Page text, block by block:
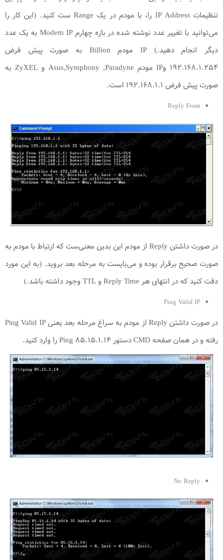
تنظیمات IP Address را، با مودم در یک Range ست کنید. (این کار را
می‌توانید با تغییر عدد نوشته شده در بازه چهارم Modem IP به یک عدد
دیگر انجام دهید.) IP مودم Billion به صورت پیش فرض
۱۹۲.۱۶۸.۱.۲۵۴ وIP مودم Asus,Symphony ,Paradyne و ZyXEL به
صورت پیش فرض ۱۹۲.۱۶۸.۱.۱ است.
Reply From
در صورت داشتن Reply از مودم این بدین معنی‌ست که ارتباط با مودم به
صورت صحیح برقرار بوده و می‌بایست به مرحله بعد بروید. (به این مورد
دقت کنید که در انتهای هر Reply Time و TTL وجود داشته باشد.)
Ping Valid IP
در صورت داشتن Reply از مودم به سراغ مرحله بعد یعنی Ping Valid IP
رفته و در همان صفحه CMD دستور Ping ۸۵.۱۵.۱.۱۴ را وارد کنید.
No Reply